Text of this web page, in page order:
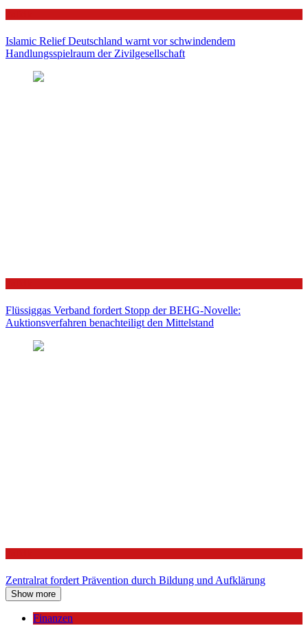
Islamic Relief Deutschland warnt vor schwindendem
Handlungsspielraum der Zivilgesellschaft
Flüssiggas Verband fordert Stopp der BEHG-Novelle:
Auktionsverfahren benachteiligt den Mittelstand
Zentralrat fordert Prävention durch Bildung und Aufklärung
Show more
Finanzen